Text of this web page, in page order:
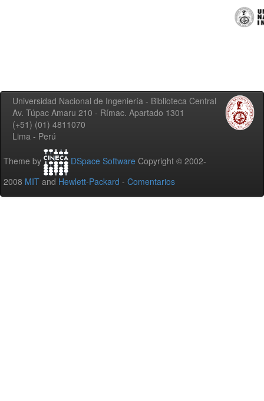
Universidad Nacional de Ingeniería - Biblioteca Central
Av. Túpac Amaru 210 - Rímac. Apartado 1301
(+51) (01) 4811070
Lima - Perú
Theme by DSpace Software Copyright © 2002-
2008 MIT and Hewlett-Packard - Comentarios